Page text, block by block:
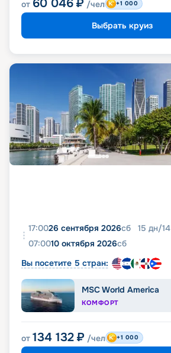
от 60 046 ₽ /чел +1 000
Выбрать круиз
17:0026 сентября 2026сб 15 дн/14
07:0010 октября 2026сб
Вы посетите 5 стран:
MSC World America
КОМФОРТ
от 134 132 ₽ /чел +1 000